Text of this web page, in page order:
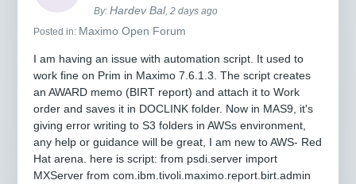
By:Hardev Bal, 2 days ago
Posted in: Maximo Open Forum
I am having an issue with automation script. It used to
work fine on Prim in Maximo 7.6.1.3. The script creates
an AWARD memo (BIRT report) and attach it to Work
order and saves it in DOCLINK folder. Now in MAS9, it's
giving error writing to S3 folders in AWSs environment,
any help or guidance will be great, I am new to AWS- Red
Hat arena. here is script: from psdi.server import
MXServer from com.ibm.tivoli.maximo.report.birt.admin